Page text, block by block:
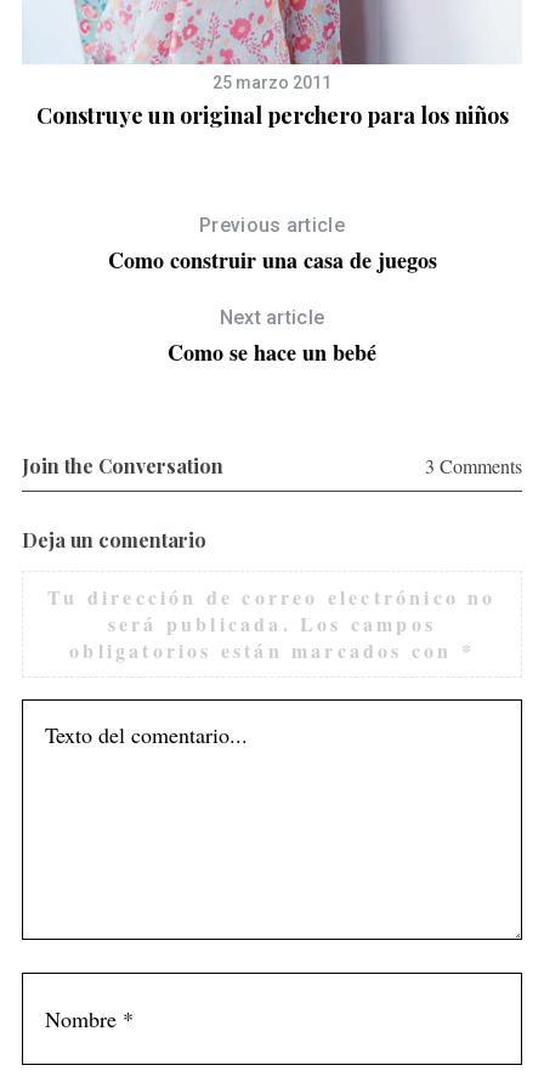
25 marzo 2011
Construye un original perchero para los niños
Previous article
Como construir una casa de juegos
Next article
Como se hace un bebé
Join the Conversation 3 Comments
Deja un comentario
Tu dirección de correo electrónico no
será publicada. Los campos
obligatorios están marcados con *